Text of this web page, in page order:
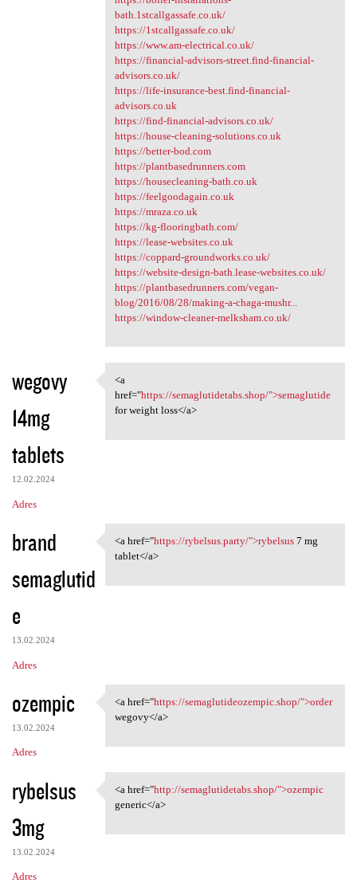
bath.1stcallgassafe.co.uk/
https://1stcallgassafe.co.uk/
https://www.am-electrical.co.uk/
https://financial-advisors-street.find-financial-
advisors.co.uk/
https://life-insurance-best.find-financial-
advisors.co.uk
https://find-financial-advisors.co.uk/
https://house-cleaning-solutions.co.uk
https://better-bod.com
https://plantbasedrunners.com
https://housecleaning-bath.co.uk
https://feelgoodagain.co.uk
https://mraza.co.uk
https://kg-flooringbath.com/
https://lease-websites.co.uk
https://coppard-groundworks.co.uk/
https://website-design-bath.lease-websites.co.uk/
https://plantbasedrunners.com/vegan-
blog/2016/08/28/making-a-chaga-mushr...
https://window-cleaner-melksham.co.uk/
wegovy
14mg
tablets
12.02.2024
Adres
<a href="https:/
<a
href="https://semaglutidetabs.shop/">semaglutide
for weight loss</a>
brand
semaglutid
e
13.02.2024
Adres
<a href="https://rybelsus
<a href="https://rybelsus.party/">rybelsus7 mg
tablet</a>
ozempic
13.02.2024
Adres
<a href="https:/
<a href="https://semaglutideozempic.shop/">order
wegovy</a>
rybelsus
3mg
13.02.2024
Adres
<a href="http:/
<a href="http://semaglutidetabs.shop/">ozempic
generic</a>